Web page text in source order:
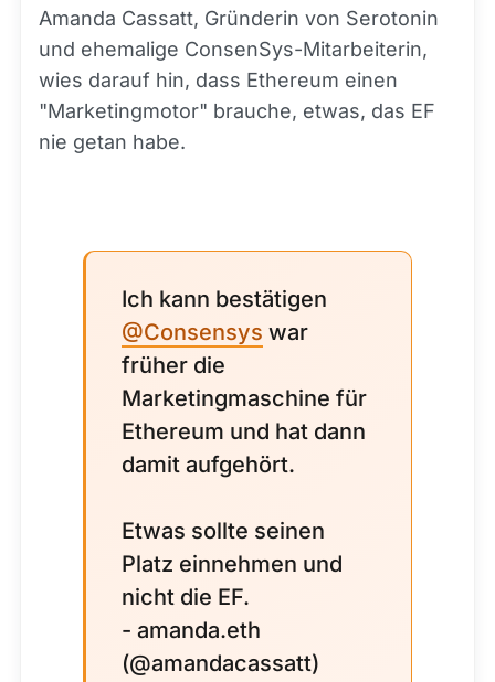
Amanda Cassatt, Gründerin von Serotonin
und ehemalige ConsenSys-Mitarbeiterin,
wies darauf hin, dass Ethereum einen
"Marketingmotor" brauche, etwas, das EF
nie getan habe.
Ich kann bestätigen
@Consensys war
früher die
Marketingmaschine für
Ethereum und hat dann
damit aufgehört.
Etwas sollte seinen
Platz einnehmen und
nicht die EF.
- amanda.eth
(@amandacassatt)